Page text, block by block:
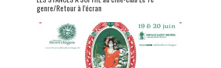
genre/Retour à l’écran